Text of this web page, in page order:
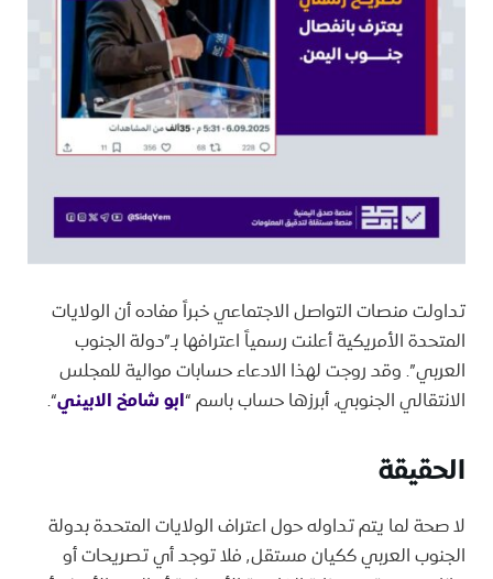
تداولت منصات التواصل الاجتماعي خبراً مفاده أن الولايات
المتحدة الأمريكية أعلنت رسمياً اعترافها بـ”دولة الجنوب
العربي”. وقد روجت لهذا الادعاء حسابات موالية للمجلس
الانتقالي الجنوبي، أبرزها حساب باسم “ابوشامخالابيني“.
الحقيقة
لا صحة لما يتم تداوله حول اعتراف الولايات المتحدة بدولة
الجنوب العربي ككيان مستقل٬ فلا توجد أي تصريحات أو